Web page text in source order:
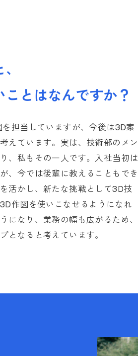
ことはなんですか？
担当していますが、今後は3D案
えています。実は、技術部のメン
、私もその一人です。入社当初は
、今では後輩に教えることもでき
活かし、新たな挑戦として3D技
作図を使いこなせるようになれ
になり、業務の幅も広がるため、
となると考えています。